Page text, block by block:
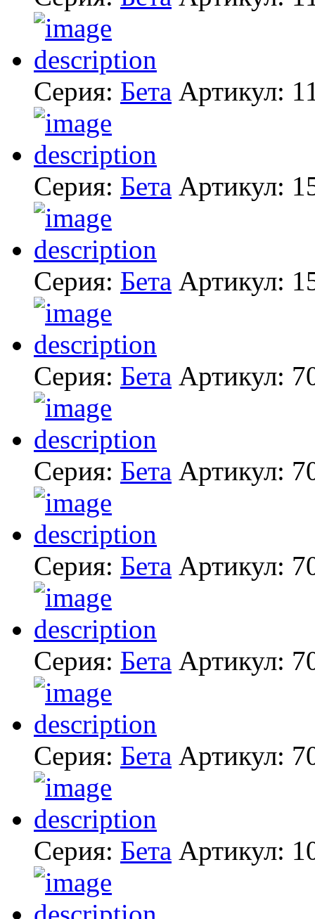
Серия: Бета Артикул:
Серия: Бета Артикул:
Серия: Бета Артикул:
Серия: Бета Артикул:
Серия: Бета Артикул:
Серия: Бета Артикул:
Серия: Бета Артикул:
Серия: Бета Артикул:
Серия: Бета Артикул: